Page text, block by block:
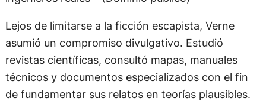
Lejos de limitarse a la ficción escapista, Verne
asumió un compromiso divulgativo. Estudió
revistas científicas, consultó mapas, manuales
técnicos y documentos especializados con el fin
de fundamentar sus relatos en teorías plausibles.